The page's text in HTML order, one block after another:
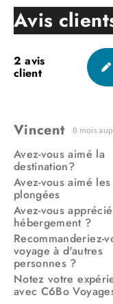
La plongée
La durée de la
Avis
2 avis
client
Vincent 8 mois
Avez-vous aimé la
destination?
Avez-vous aimé les
plongées
Avez-vous
hébergement ?
Recommanderiez-
voyage à d'autres
personnes ?
Notez votre
avec C6Bo